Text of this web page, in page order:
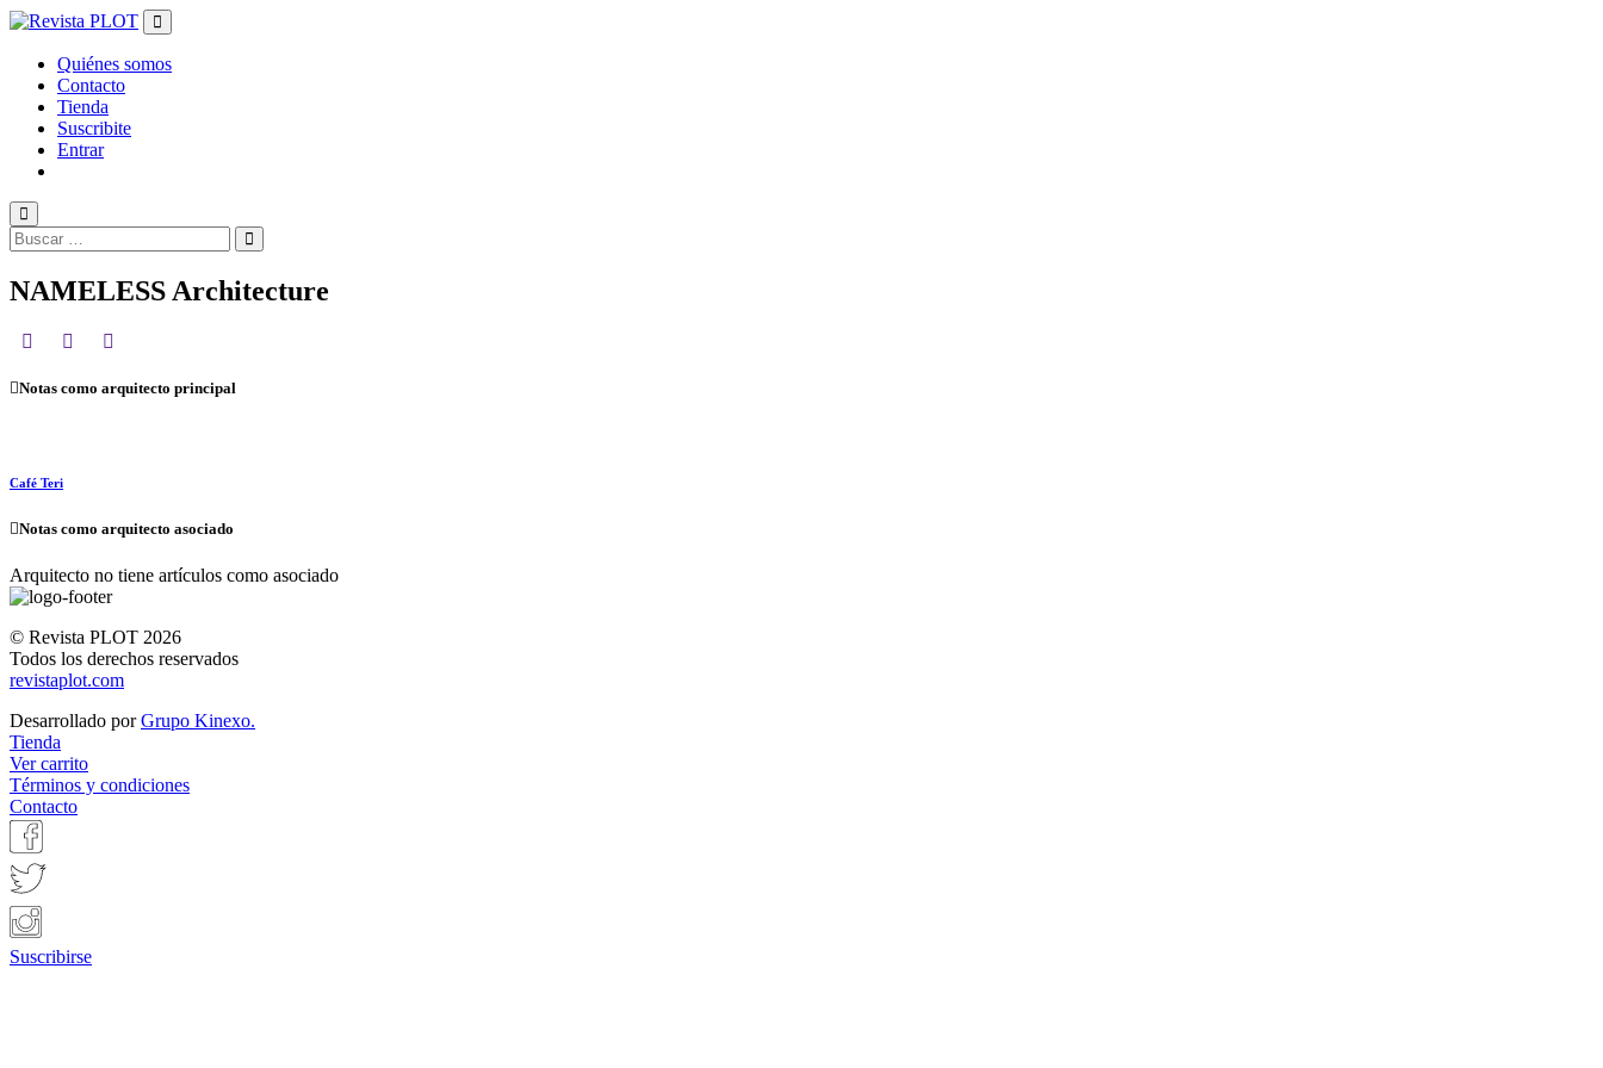
Salir
contenidoQuiénes somos
Contacto
Tienda
Suscribite
Entrar
NAMELESS Architecture
Notas como arquitecto principal
Café Teri
Notas como arquitecto asociado
Arquitecto no tiene artículos como asociado
© Revista PLOT 2026
Todos los derechos reservados
revistaplot.com
Desarrollado porGrupo Kinexo.
Tienda
Ver carrito
Términos y condiciones
Contacto
Suscribirse